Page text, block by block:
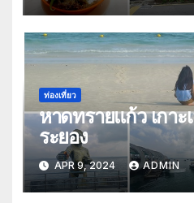
ท่องเที่ยว
หาดทรายแก้ว เกาะ
ระยอง
APR 9, 2024 ADMIN